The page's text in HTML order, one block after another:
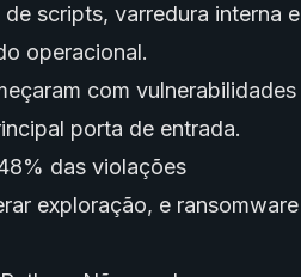
scripts, varredura interna e
operacional.
com vulnerabilidades
porta de entrada.
das violações
exploração, e ransomware